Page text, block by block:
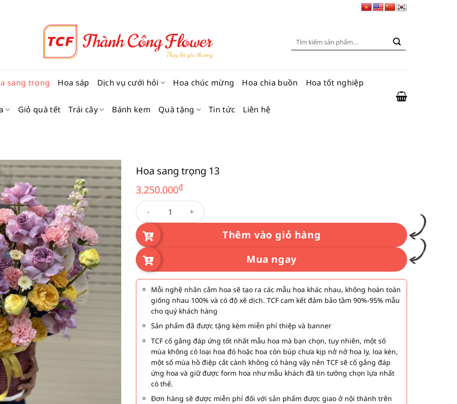
Tìm
sang trọng Hoa sáp Dịch vụ cưới hỏi Hoa chúc mừng Hoa chia buồn Hoa tốt nghiệp
Giỏ quà tết Trái cây Bánh kem Quà tặng Tin tức Liên hệ
Hoa sang trọng 13
3.250.000₫
Hoa sang trọng 13 số lượng
Thêm vào giỏ hàng
Mua ngay
Mỗi nghệ nhân cắm hoa sẽ tạo ra các mẫu hoa khác nhau, không hoàn toàn
giống nhau 100% và có độ xê dịch. TCF cam kết đảm bảo tầm 90%-95% mẫu
cho quý khách hàng
Sản phẩm đã được tặng kèm miễn phí thiệp và banner
TCF cố gắng đáp ứng tốt nhất mẫu hoa mà bạn chọn, tuy nhiên, một số
mùa không có loại hoa đó hoặc hoa còn búp chưa kịp nở nở hoa ly, loa kèn,
một số mùa hồ điệp cắt cành không có hàng vậy nên TCF sẽ cố gắng đáp
ứng hoa và giữ được form hoa như mẫu khách đã tin tưởng chọn lựa nhất
có thể.
Đơn hàng sẽ được miễn phí đối với sản phẩm được giao ở nội thành trên